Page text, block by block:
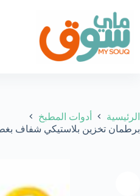
إلى
المحتوى
الرئيسية
أدوات المطبخ
برطمان تخزين بلاستيكي شفاف بغطاء ومقبض ملونين، 10 × 15 سم، مجموعة من 5/10 قطع للارز والحبوب